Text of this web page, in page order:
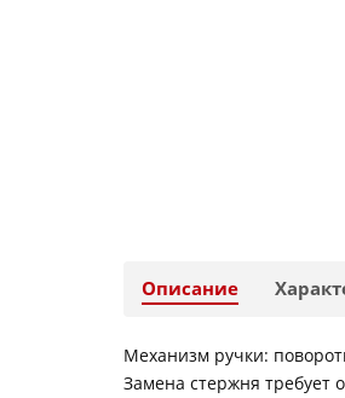
Описание
Механизм ручки:
Замена стержня требует